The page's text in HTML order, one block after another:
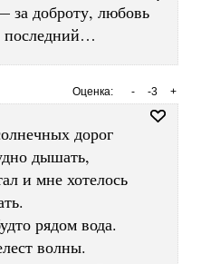
доброту, любовь
Оценка: +
-3
-
дорог
дышать,
и мне хотелось
рядом вода.
волны.